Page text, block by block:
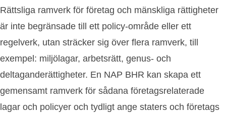
Rättsliga ramverk för företag och mänskliga rättigheter
är inte begränsade till ett policy-område eller ett
regelverk, utan sträcker sig över flera ramverk, till
exempel: miljölagar, arbetsrätt, genus- och
deltaganderättigheter. En NAP BHR kan skapa ett
gemensamt ramverk för sådana företagsrelaterade
lagar och policyer och tydligt ange staters och företags